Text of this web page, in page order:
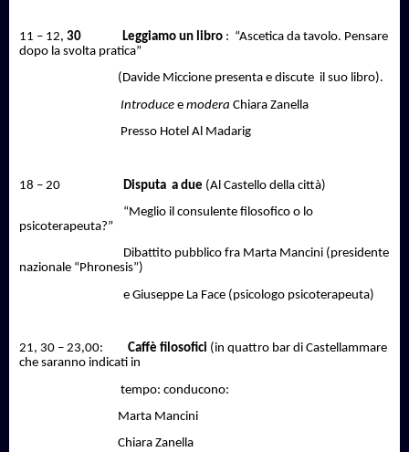
11 – 12, 30 Leggiamo un libro : “Ascetica da tavolo. Pensare
dopo la svolta pratica”
(Davide Miccione presenta e discute il suo libro).
Introduce e modera Chiara Zanella
Presso Hotel Al Madarig
18 – 20 Disputa a due (Al Castello della città)
“Meglio il consulente filosofico o lo
psicoterapeuta?”
Dibattito pubblico fra Marta Mancini (presidente
nazionale “Phronesis”)
e Giuseppe La Face (psicologo psicoterapeuta)
21, 30 – 23,00: Caffè filosofici (in quattro bar di Castellammare
che saranno indicati in
tempo: conducono:
Marta Mancini
Chiara Zanella